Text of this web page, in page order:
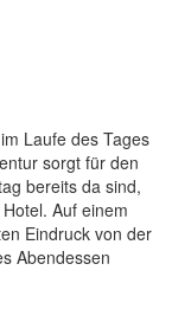
Laufe des Tages
sorgt für den
bereits da sind,
Auf einem
Eindruck von der
Abendessen